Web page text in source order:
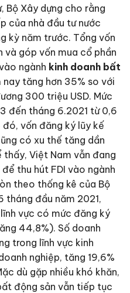
Bộ Xây dựng cho rằng
của nhà đầu tư nước
kỳ năm trước. Tổng vốn
và góp vốn mua cổ phần
ngành kinh doanh bất
tăng hơn 35% so với
300 triệu USD. Mức
đến tháng 6.2021 từ 0,6
đó, vốn đăng ký lũy kế
có xu thế tăng dần
Việt Nam vẫn đang
thu hút FDI vào ngành
theo thống kê của Bộ
tháng đầu năm 2021,
vực có mức đăng ký
44,8%). Số doanh
trong lĩnh vực kinh
nghiệp, tăng 19,6%
dù gặp nhiều khó khăn,
động sản vẫn tiếp tục